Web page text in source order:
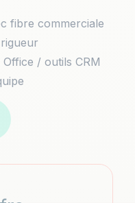
fibre commerciale
/ outils CRM